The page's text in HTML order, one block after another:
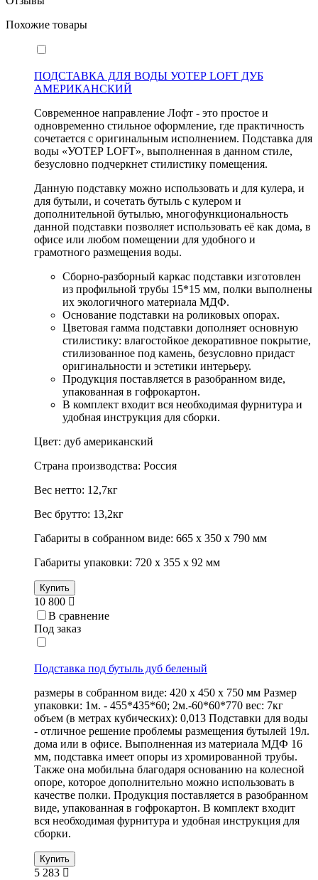
Похожие товары
ПОДСТАВКА ДЛЯ ВОДЫ УОТЕР LOFT ДУБ
АМЕРИКАНСКИЙ
Современное направление Лофт - это простое и
одновременно стильное оформление, где практичность
сочетается с оригинальным исполнением. Подставка для
воды «УОТЕР LOFT», выполненная в данном стиле,
безусловно подчеркнет стилистику помещения.
Данную подставку можно использовать и для кулера, и
для бутыли, и сочетать бутыль с кулером и
дополнительной бутылью, многофункциональность
данной подставки позволяет использовать её как дома, в
офисе или любом помещении для удобного и
грамотного размещения воды.
Сборно-разборный каркас подставки изготовлен
из профильной трубы 15*15 мм, полки выполнены
их экологичного материала МДФ.
Основание подставки на роликовых опорах.
Цветовая гамма подставки дополняет основную
стилистику: влагостойкое декоративное покрытие,
стилизованное под камень, безусловно придаст
оригинальности и эстетики интерьеру.
Продукция поставляется в разобранном виде,
упакованная в гофрокартон.
В комплект входит вся необходимая фурнитура и
удобная инструкция для сборки.
Цвет: дуб американский
Страна производства: Россия
Вес нетто: 12,7кг
Вес брутто: 13,2кг
Габариты в собранном виде: 665 х 350 х 790 мм
Габариты упаковки: 720 х 355 х 92 мм
Купить
10 800
В сравнение
Под заказ
Подставка под бутыль дуб беленый
размеры в собранном виде: 420 х 450 х 750 мм Размер
упаковки: 1м. - 455*435*60; 2м.-60*60*770 вес: 7кг
объем (в метрах кубических): 0,013 Подставки для воды
- отличное решение проблемы размещения бутылей 19л.
дома или в офисе. Выполненная из материала МДФ 16
мм, подставка имеет опоры из хромированной трубы.
Также она мобильна благодаря основанию на колесной
опоре, которое дополнительно можно использовать в
качестве полки. Продукция поставляется в разобранном
виде, упакованная в гофрокартон. В комплект входит
вся необходимая фурнитура и удобная инструкция для
сборки.
Купить
5 283